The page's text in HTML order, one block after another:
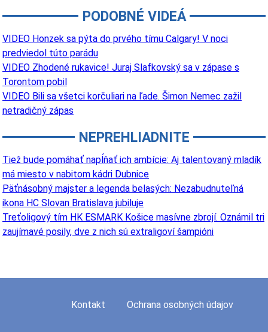
PODOBNÉ VIDEÁ
VIDEO Honzek sa pýta do prvého tímu Calgary! V noci
predviedol túto parádu
VIDEO Zhodené rukavice! Juraj Slafkovský sa v zápase s
Torontom pobil
VIDEO Bili sa všetci korčuliari na ľade. Šimon Nemec zažil
netradičný zápas
NEPREHLIADNITE
Tiež bude pomáhať napĺňať ich ambície: Aj talentovaný mladík
má miesto v nabitom kádri Dubnice
Päťnásobný majster a legenda belasých: Nezabudnuteľná
ikona HC Slovan Bratislava jubiluje
Treťoligový tím HK ESMARK Košice masívne zbrojí. Oznámil tri
zaujímavé posily, dve z nich sú extraligoví šampióni
Kontakt Ochrana osobných údajov